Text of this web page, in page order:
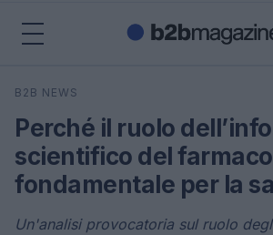
Cerca
B2B NEWS
Perché il ruolo
scientifico del
fondamentale per la
Un'analisi provocatoria sul ruolo